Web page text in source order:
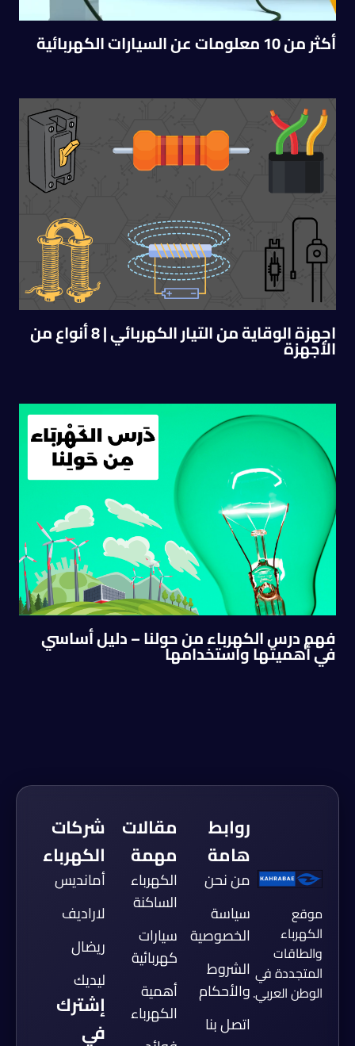
أكثر من 10 معلومات عن السيارات الكهربائية
اجهزة الوقاية من التيار الكهربائي | 8 أنواع من
الأجهزة
فهم درس الكهرباء من حولنا – دليل أساسي
في أهميتها واستخدامها
موقع
الكهرباء
والطاقات
المتجددة في
الوطن العربي.
روابط
هامة
من نحن
سياسة
الخصوصية
الشروط
والأحكام
اتصل بنا
مقالات
مهمة
الكهرباء
الساكنة
سيارات
كهربائية
أهمية
الكهرباء
شركات
الكهرباء
أمانديس
لاراديف
ريضال
ليديك
إشترك
في